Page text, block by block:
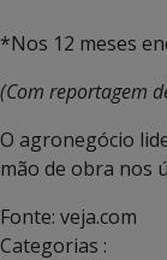
*Nos 12 meses
(Com reportagem
O agronegócio
mão de obra nos
Fonte: veja.com
Categorias :